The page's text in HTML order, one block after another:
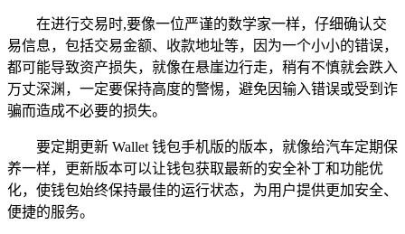
在进行交易时,要像一位严谨的数学家一样，仔细确认交
易信息，包括交易金额、收款地址等，因为一个小小的错误，
都可能导致资产损失，就像在悬崖边行走，稍有不慎就会跌入
万丈深渊，一定要保持高度的警惕，避免因输入错误或受到诈
骗而造成不必要的损失。
要定期更新 Wallet 钱包手机版的版本，就像给汽车定期保
养一样，更新版本可以让钱包获取最新的安全补丁和功能优
化，使钱包始终保持最佳的运行状态，为用户提供更加安全、
便捷的服务。